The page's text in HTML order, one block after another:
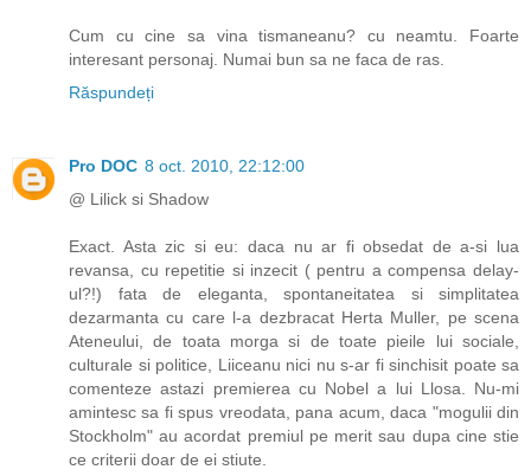
Cum cu cine sa vina tismaneanu? cu neamtu. Foarte
interesant personaj. Numai bun sa ne faca de ras.
Răspundeți
Pro DOC 8 oct. 2010, 22:12:00
@ Lilick si Shadow
Exact. Asta zic si eu: daca nu ar fi obsedat de a-si lua
revansa, cu repetitie si inzecit ( pentru a compensa delay-
ul?!) fata de eleganta, spontaneitatea si simplitatea
dezarmanta cu care l-a dezbracat Herta Muller, pe scena
Ateneului, de toata morga si de toate pieile lui sociale,
culturale si politice, Liiceanu nici nu s-ar fi sinchisit poate sa
comenteze astazi premierea cu Nobel a lui Llosa. Nu-mi
amintesc sa fi spus vreodata, pana acum, daca "mogulii din
Stockholm" au acordat premiul pe merit sau dupa cine stie
ce criterii doar de ei stiute.